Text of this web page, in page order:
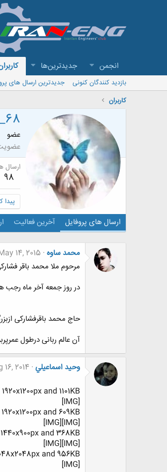
انجمن جدیدترین‌ها
بازدید کنندگان کنونی جدیدترین ارسال های
کاربران
عضو
ارسال
98
پیدا
ارسال های پروفایل آخرین فعالیت
محمد ساوه 14, 2015
مرحوم ملا محمد باقر
در روز جمعه آخر ماه رجب هرکس این دعا را
حاج محمد باقرفشارکی
آن عالم ربانی درطول
وحيد اسماعيلي 16, 2014
and 1101KB.
[IMG]
and 609KB.
[IMG][IMG]
and 368KB.
[IMG][IMG]
and 956KB.
[IMG]